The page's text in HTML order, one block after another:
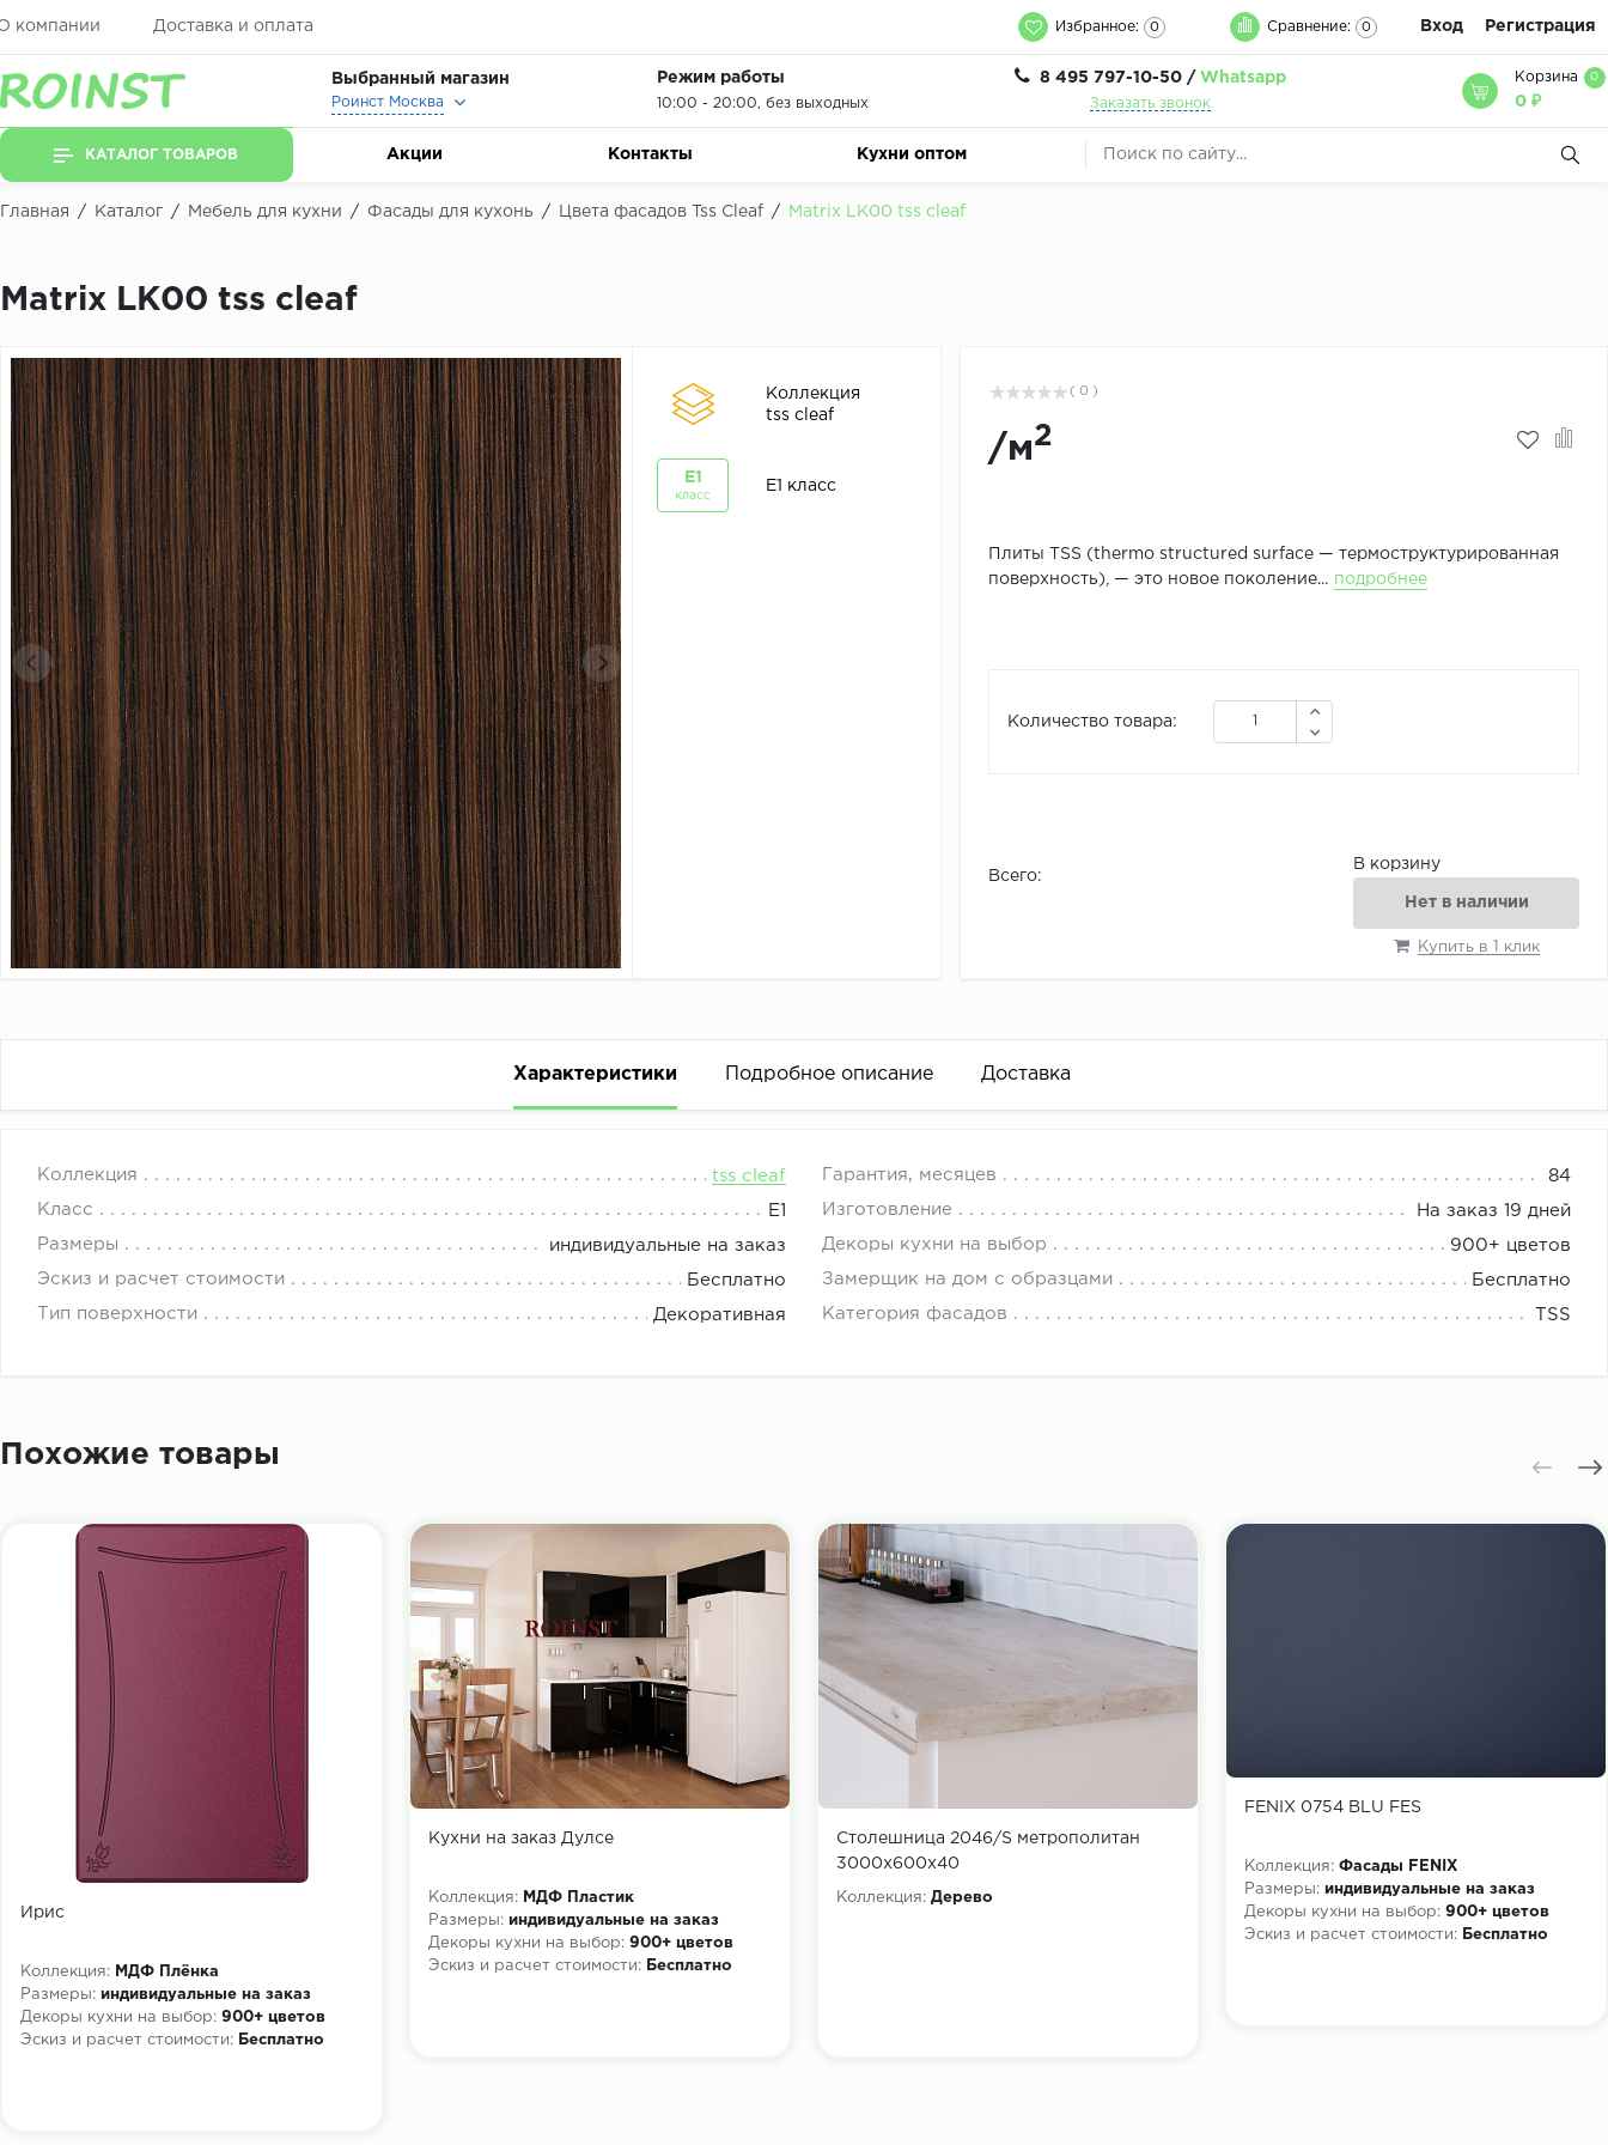
компании Доставка и оплата Избранное: 0 Сравнение: 0 Вход Регистрация
Выбранный магазин
Роинст Москва
Режим работы
10:00 - 20:00, без выходных
8 495 797-10-50 / Whatsapp
Заказать звонок
Корзина 0
0 ₽
КАТАЛОГ ТОВАРОВ Акции Контакты Кухни оптом
Главная / Каталог / Мебель для кухни / Фасады для кухонь / Цвета фасадов Tss Cleaf / Matrix LK00 tss cleaf
Matrix LK00 tss cleaf
Коллекция
tss cleaf
E1
класс
E1 класс
( 0 )
/м2
Плиты TSS (thermo structured surface — термоструктурированная
поверхность), — это новое поколение... подробнее
Количество товара:
Всего:
В корзину
Нет в наличии
Купить в 1 клик
Характеристики Подробное описание Доставка
Коллекция tss cleaf Гарантия, месяцев 84
Класс E1 Изготовление На заказ 19 дней
Размеры индивидуальные на заказ Декоры кухни на выбор 900+ цветов
Эскиз и расчет стоимости Бесплатно Замерщик на дом с образцами Бесплатно
Тип поверхности Декоративная Категория фасадов TSS
ручной обработки древесины, тиснения в виде ткани, кожи, бетона, штукатурки, волн и других фантазийных поверхностей.
Многие типы поверхности эксклюзивны и не имеет аналогов у других европейских производителей. Данные эффекты достигаются за счёт использования передовых
Плиты TSS с неповторимыми структурами открывают новые возможности в интерьерном и мебельном дизайне, которые позволяют воплощать разнообразные
варианты ваших идей и замыслов.
Похожие товары
Ирис
Коллекция:
МДФ Плёнка
Размеры: индивидуальные на заказ
Декоры кухни на выбор: 900+ цветов
Эскиз и расчет стоимости:
Бесплатно
Кухни на заказ Дулсе
Коллекция:
МДФ Пластик
Размеры: индивидуальные на заказ
Декоры кухни на выбор: 900+ цветов
Эскиз и расчет стоимости:
Бесплатно
Столешница 2046/S метрополитан
3000х600х40
Коллекция: Дерево
FENIX 0754 BLU FES
Коллекция: Фасады FENIX
Размеры: индивидуальные на заказ
Декоры кухни на выбор: 900+ цветов
Эскиз и расчет стоимости:
Бесплатно